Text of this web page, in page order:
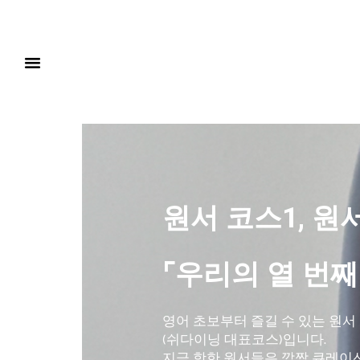
원서 코스1, 원
⌜우리의 열 번
영어 초보부터 즐길 수 있는 원
(쉬다이닝 대표코스)입니다.